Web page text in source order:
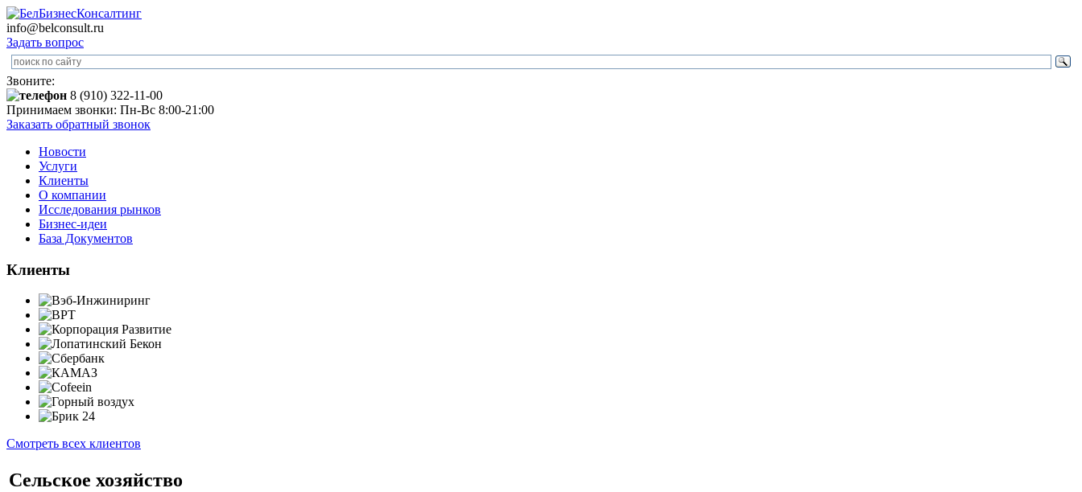
info@belconsult.ru
Задать вопрос
Звоните:
8 (910) 322-11-00
Принимаем звонки: Пн-Вс 8:00-21:00
Заказать обратный звонок
Новости
Услуги
Клиенты
О компании
Исследования рынков
Бизнес-идеи
База Документов
Клиенты
Смотреть всех клиентов
Сельское хозяйство